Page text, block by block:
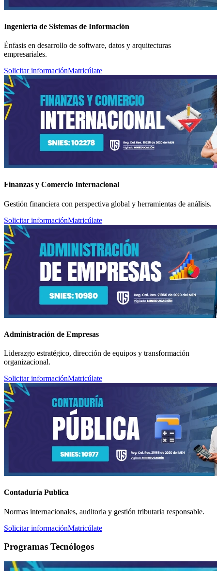
Ingeniería de Sistemas de Información
Énfasis en desarrollo de software, datos y arquitecturas
empresariales.
Solicitar informaciónMatricúlate
Finanzas y Comercio Internacional
Gestión financiera con perspectiva global y herramientas de análisis.
Solicitar informaciónMatricúlate
Administración de Empresas
Liderazgo estratégico, dirección de equipos y transformación
organizacional.
Solicitar informaciónMatricúlate
Contaduría Publica
Normas internacionales, auditoria y gestión tributaria responsable.
Solicitar informaciónMatricúlate
Programas Tecnólogos